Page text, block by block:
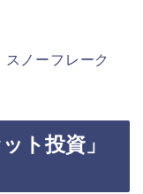
ノーフレーク
ト投資」